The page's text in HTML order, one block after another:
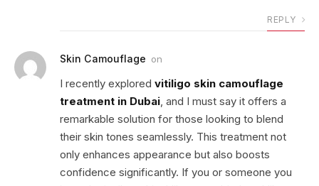
REPLY
Skin Camouflage on
I recently explored vitiligo skin camouflage
treatment in Dubai, and I must say it offers a
remarkable solution for those looking to blend
their skin tones seamlessly. This treatment not
only enhances appearance but also boosts
confidence significantly. If you or someone you